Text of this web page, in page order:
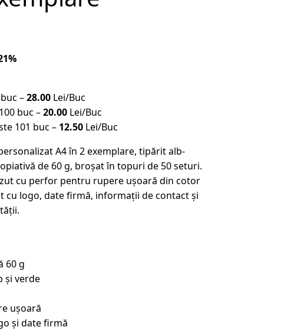
–28.00Lei/Buc
buc –20.00Lei/Buc
101 buc – 12.50Lei/Buc
A4 în 2 exemplare, tipărit alb-
de 60 g, broșat în topuri de 50 seturi.
cu perfor pentru rupere ușoară din cotor
cu logo, date firmă, informații de contact și
60 g
și verde
ușoară
și date firmă